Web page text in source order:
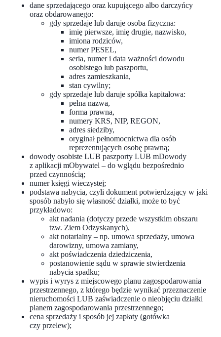
dane sprzedającego oraz kupującego albo darczyńcy
oraz obdarowanego:
gdy sprzedaje lub daruje osoba fizyczna:
imię pierwsze, imię drugie, nazwisko,
imiona rodziców,
numer PESEL,
seria, numer i data ważności dowodu
osobistego lub paszportu,
adres zamieszkania,
stan cywilny;
gdy sprzedaje lub daruje spółka kapitałowa:
pełna nazwa,
forma prawna,
numery KRS, NIP, REGON,
adres siedziby,
oryginał pełnomocnictwa dla osób
reprezentujących osobę prawną;
dowody osobiste LUB paszporty LUB mDowody
z aplikacji mObywatel – do wglądu bezpośrednio
przed czynnością;
numer księgi wieczystej;
podstawa nabycia, czyli dokument potwierdzający w jaki
sposób nabyło się własność działki, może to być
przykładowo:
akt nadania (dotyczy przede wszystkim obszaru
tzw. Ziem Odzyskanych),
akt notarialny – np. umowa sprzedaży, umowa
darowizny, umowa zamiany,
akt poświadczenia dziedziczenia,
postanowienie sądu w sprawie stwierdzenia
nabycia spadku;
wypis i wyrys z miejscowego planu zagospodarowania
przestrzennego, z którego będzie wynikać przeznaczenie
nieruchomości LUB zaświadczenie o nieobjęciu działki
planem zagospodarowania przestrzennego;
cena sprzedaży i sposób jej zapłaty (gotówka
czy przelew);